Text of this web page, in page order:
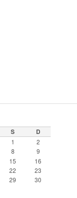
S D
1 2
8
9
15
16
22
23
29
30